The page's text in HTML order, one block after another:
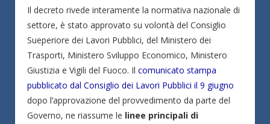
Il decreto rivede interamente la normativa nazionale di
settore, è stato approvato su volontà del Consiglio
Sueperiore dei Lavori Pubblici, del Ministero dei
Trasporti, Ministero Sviluppo Economico, Ministero
Giustizia e Vigili del Fuoco. Il comunicato stampa
pubblicato dal Consiglio dei Lavori Pubblici il 9 giugno
dopo l’approvazione del provvedimento da parte del
Governo, ne riassume le linee principali di